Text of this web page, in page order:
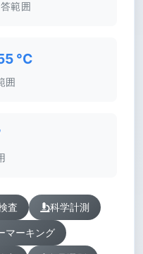
範囲
°C
囲
査 科学計測
マーキング